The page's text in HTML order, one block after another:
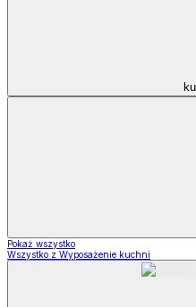
Pokaż wszystko
Wszystko z Wyposażenie kuchni